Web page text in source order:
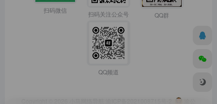
扫码微信 扫码关注公众号 QQ群
QQ频道